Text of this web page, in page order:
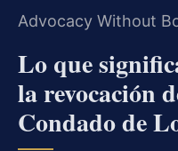
Advocacy Without
Lo que
la revocación
Condado de